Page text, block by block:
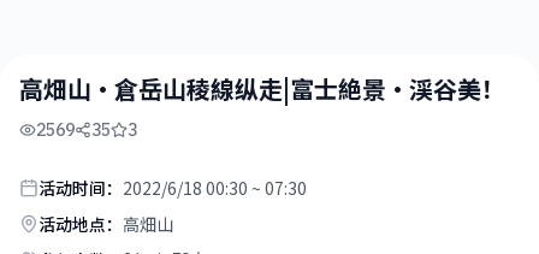
高畑山・倉岳山稜線纵走|富士絶景・渓谷美！
2569 35 3
活动时间： 2022/6/18 00:30 ~ 07:30
活动地点： 高畑山